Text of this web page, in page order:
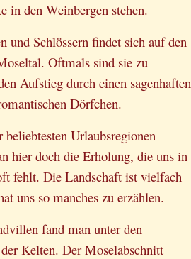
in den Weinbergen stehen.
und Schlössern findet sich auf den
Oftmals sind sie zu
Aufstieg durch einen sagenhaften
Dörfchen.
Urlaubsregionen
hier doch die Erholung, die uns in
fehlt. Die Landschaft ist vielfach
uns so manches zu erzählen.
fand man unter den
Kelten. Der Moselabschnitt